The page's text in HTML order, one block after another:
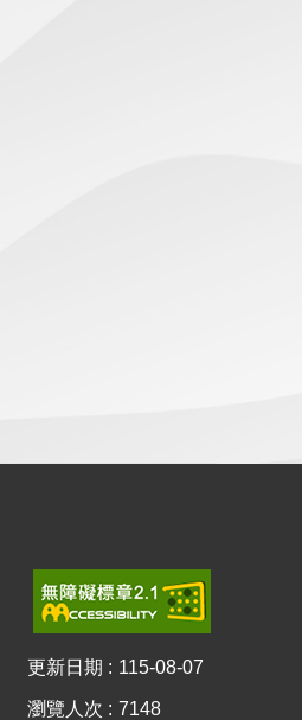
更新日期 115-08-07
瀏覽人次 7148